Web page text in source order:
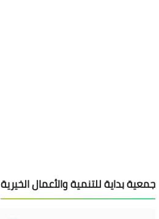
جمعية بداية للتنمية والأعمال الخيرية